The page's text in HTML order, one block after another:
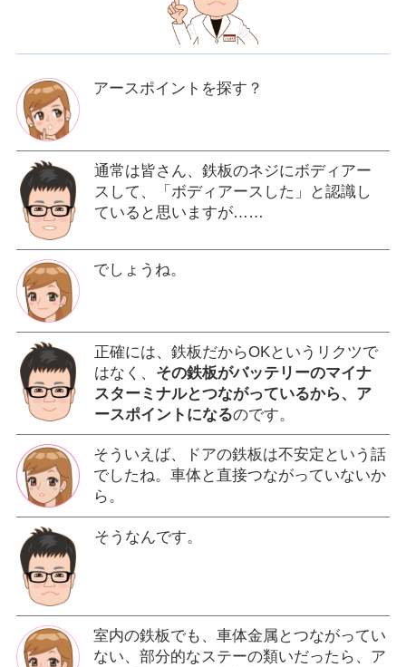
アースポイントを探す？
通常は皆さん、鉄板のネジにボディアー
スして、「ボディアースした」と認識し
ていると思いますが……
でしょうね。
正確には、鉄板だからOKというリクツで
はなく、 その鉄板がバッテリーのマイナ
スターミナルとつながっているから、ア
ースポイントになるのです。
そういえば、ドアの鉄板は不安定という話
でしたね。車体と直接つながっていないか
ら。
そうなんです。
室内の鉄板でも、車体金属とつながってい
ない、部分的なステーの類いだったら、ア